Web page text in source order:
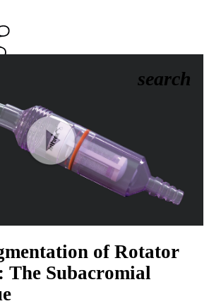
search
Play
Video
of Rotator
Subacromial